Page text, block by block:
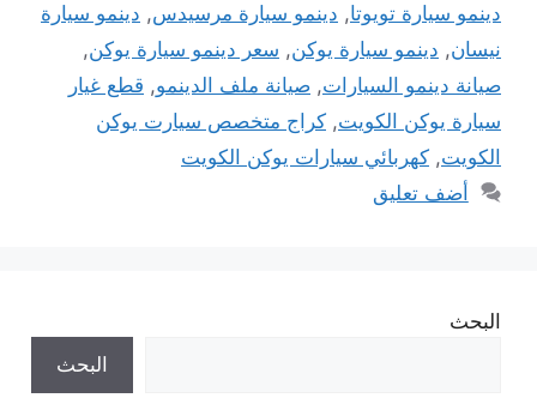
دينمو سيارة تويوتا, دينمو سيارة مرسيدس, دينمو سيارة
نيسان, دينمو سيارة يوكن, سعر دينمو سيارة يوكن,
صيانة دينمو السيارات, صيانة ملف الدينمو, قطع غيار
سيارة يوكن الكويت, كراج متخصص سيارت يوكن
الكويت, كهربائي سيارات يوكن الكويت
أضف تعليق
البحث
البحث